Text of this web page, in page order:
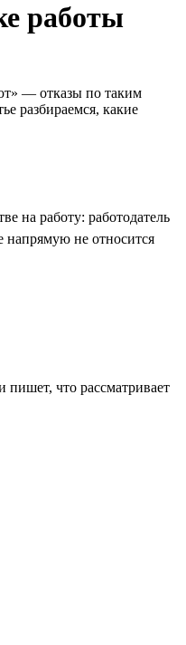
работы
— отказы по таким
разбираемся, какие
на работу: работодатель
напрямую не относится
что рассматривает